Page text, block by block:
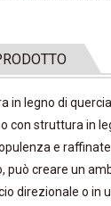
in legno di
con struttura in
e
può creare un
direzionale o in